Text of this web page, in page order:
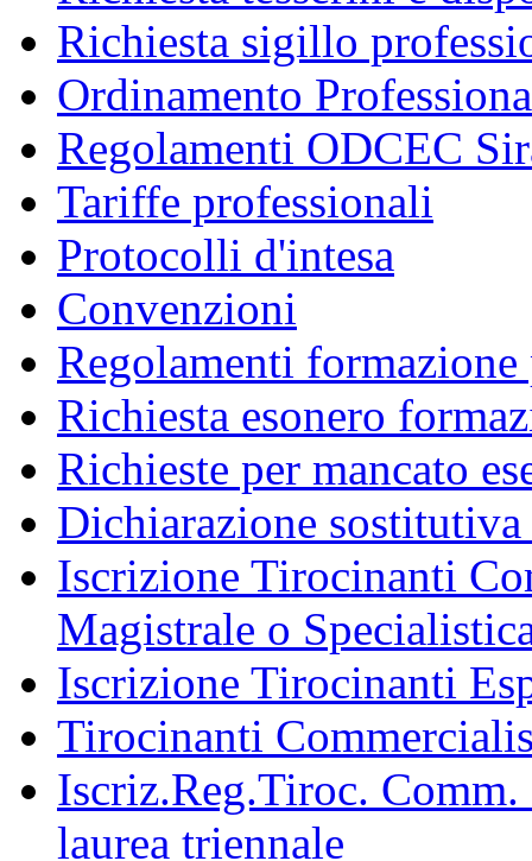
Richiesta sigillo
Ordinamento
Regolamenti ODCEC
Tariffe professionali
Protocolli d'intesa
Convenzioni
Regolamenti
Richiesta esonero
Richieste per mancato
Dichiarazione
Iscrizione Tirocinanti
Magistrale o
Iscrizione Tirocinanti
Tirocinanti
Iscriz.Reg.Tiroc.
laurea triennale